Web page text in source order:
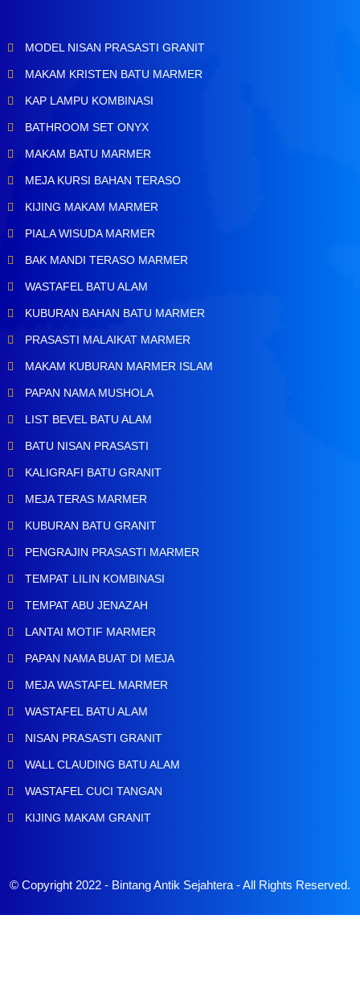
MODEL NISAN PRASASTI GRANIT
MAKAM KRISTEN BATU MARMER
KAP LAMPU KOMBINASI
BATHROOM SET ONYX
MAKAM BATU MARMER
MEJA KURSI BAHAN TERASO
KIJING MAKAM MARMER
PIALA WISUDA MARMER
BAK MANDI TERASO MARMER
WASTAFEL BATU ALAM
KUBURAN BAHAN BATU MARMER
PRASASTI MALAIKAT MARMER
MAKAM KUBURAN MARMER ISLAM
PAPAN NAMA MUSHOLA
LIST BEVEL BATU ALAM
BATU NISAN PRASASTI
KALIGRAFI BATU GRANIT
MEJA TERAS MARMER
KUBURAN BATU GRANIT
PENGRAJIN PRASASTI MARMER
TEMPAT LILIN KOMBINASI
TEMPAT ABU JENAZAH
LANTAI MOTIF MARMER
PAPAN NAMA BUAT DI MEJA
MEJA WASTAFEL MARMER
WASTAFEL BATU ALAM
NISAN PRASASTI GRANIT
WALL CLAUDING BATU ALAM
WASTAFEL CUCI TANGAN
KIJING MAKAM GRANIT
© Copyright 2022 - Bintang Antik Sejahtera- All Rights Reserved.